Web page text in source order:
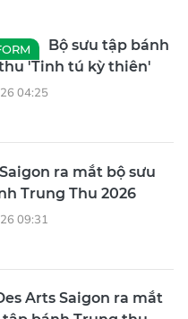
Bộ sưu tập bánh
'Tinh tú kỳ thiên'
04:25
ra mắt bộ sưu
Trung Thu 2026
09:31
Arts Saigon ra mắt